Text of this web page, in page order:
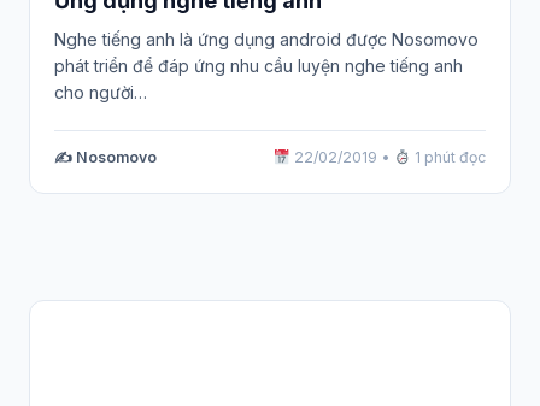
Nghe tiếng anh là ứng dụng android được Nosomovo
phát triển để đáp ứng nhu cầu luyện nghe tiếng anh
cho người…
✍️ Nosomovo 22/02/2019 • 1 phút đọc